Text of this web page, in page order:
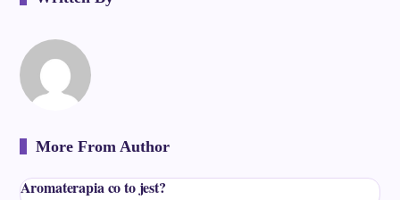
More From Author
Aromaterapia co to jest?